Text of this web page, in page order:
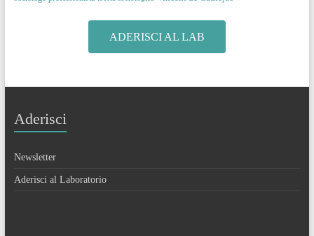
ADERISCI AL LAB
Aderisci
Newsletter
Aderisci al Laboratorio